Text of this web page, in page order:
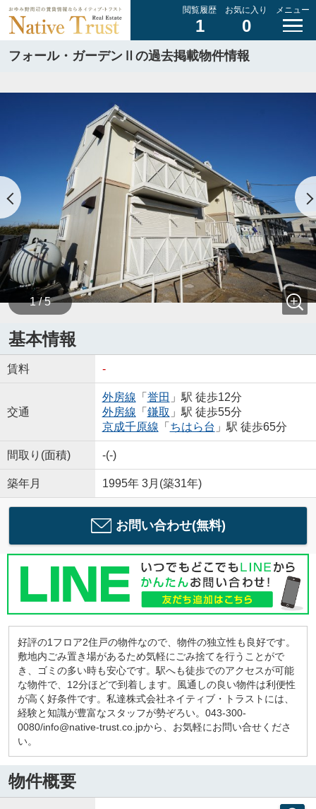
閲覧履歴
1
お気に入り
0
メニュー
フォール・ガーデンⅡの過去掲載物件情報
1 / 5
基本情報
賃料 -
交通
外房線 「 誉田 」駅 徒歩12分
外房線 「 鎌取 」駅 徒歩55分
京成千原線 「 ちはら台 」駅 徒歩65分
間取り(面積) -(-)
築年月 1995年 3月(築31年)
お問い合わせ(無料)
好評の1フロア2住戸の物件なので、物件の独立性も良好です。
敷地内ごみ置き場があるため気軽にごみ捨てを行うことがで
き、ゴミの多い時も安心です。駅へも徒歩でのアクセスが可能
な物件で、12分ほどで到着します。風通しの良い物件は利便性
が高く好条件です。私達株式会社ネイティブ・トラストには、
経験と知識が豊富なスタッフが勢ぞろい。043-300-
0080/info@native-trust.co.jpから、お気軽にお問い合せくださ
い。
物件概要